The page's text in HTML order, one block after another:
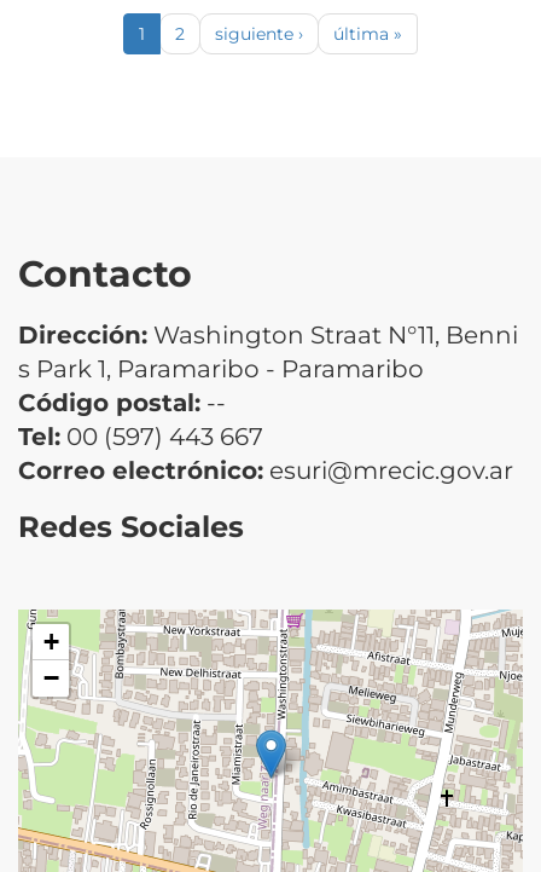
1 2 siguiente › última »
Contacto
Dirección: Washington Straat N°11, Benni
s Park 1, Paramaribo - Paramaribo
Código postal: --
Tel: 00 (597) 443 667
Correo electrónico: esuri@mrecic.gov.ar
Redes Sociales
+
−